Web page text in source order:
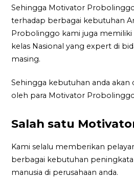
Sehingga Motivator
terhadap berbagai kebutuhan
Probolinggo kami juga memiliki
kelas Nasional yang expert di
masing.
Sehingga kebutuhan anda akan
oleh para Motivator
Salah satu
Kami selalu memberikan
berbagai kebutuhan
manusia di perusahaan anda.